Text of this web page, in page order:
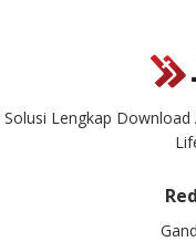
Solusi Lengkap